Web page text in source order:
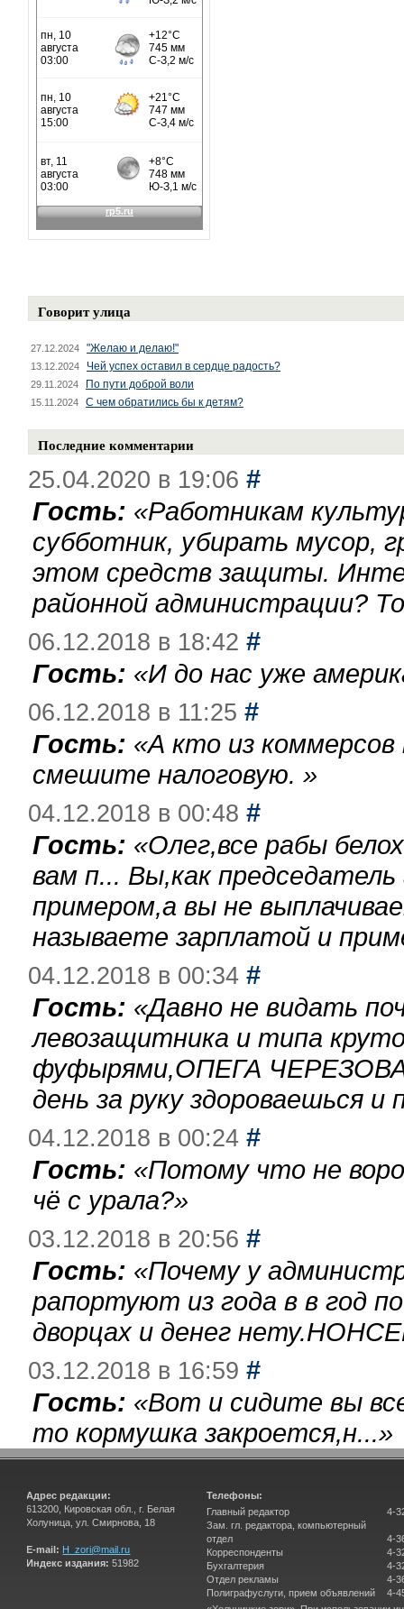
Говорит улица
27.12.2024 "Желаю и делаю!"
13.12.2024 Чей успех оставил в сердце радость?
29.11.2024 По пути доброй воли
15.11.2024 С чем обратились бы к детям?
Последние комментарии
25.04.2020 в 19:06 #
Гость: «Работникам
субботник, убирать мусор,
этом средств защиты.
районной администрации?
06.12.2018 в 18:42 #
Гость: «И до нас уже
06.12.2018 в 11:25 #
Гость: «А кто из
смешите налоговую. »
04.12.2018 в 00:48 #
Гость: «Олег,все рабы
вам п... Вы,как
примером,а вы не
называете зарплатой и
04.12.2018 в 00:34 #
Гость: «Давно не видать
левозащитника и типа
фуфырями,ОПЕГА
день за руку здороваешься
04.12.2018 в 00:24 #
Гость: «Потому что не
чё с урала?»
03.12.2018 в 20:56 #
Гость: «Почему у
рапортуют из года в в год
дворцах и денег
03.12.2018 в 16:59 #
Гость: «Вот и сидите вы
то кормушка закроется,н...»
Адрес редакции:
613200, Кировская обл., г. Белая
Холуница, ул. Смирнова, 18
E-mail: H_zori@mail.ru
Индекс издания: 51982
Телефоны:
Главный редактор
Зам. гл. редактора, компьютерный
отдел
Корреспонденты
Бухгалтерия
Отдел рекламы
Полиграфуслуги, прием объявлений
4-
4-
4-
4-
4-
4-